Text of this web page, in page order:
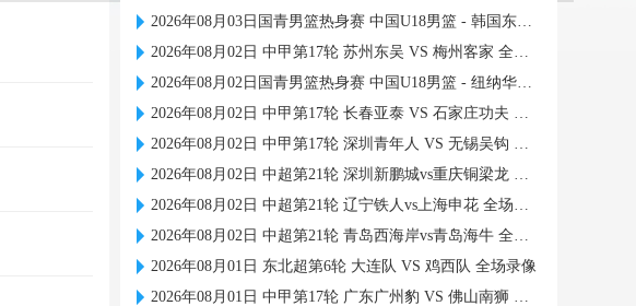
2026年08月03日国青男篮热身赛 中国U18男篮 - 韩国东国大学 全场录像
2026年08月02日 中甲第17轮 苏州东吴 VS 梅州客家 全场录像
2026年08月02日国青男篮热身赛 中国U18男篮 - 纽纳华丁闪电队 全场录像
2026年08月02日 中甲第17轮 长春亚泰 VS 石家庄功夫 全场录像
2026年08月02日 中甲第17轮 深圳青年人 VS 无锡吴钩 全场录像
2026年08月02日 中超第21轮 深圳新鹏城vs重庆铜梁龙 全场录像
2026年08月02日 中超第21轮 辽宁铁人vs上海申花 全场录像
2026年08月02日 中超第21轮 青岛西海岸vs青岛海牛 全场录像
2026年08月01日 东北超第6轮 大连队 VS 鸡西队 全场录像
2026年08月01日 中甲第17轮 广东广州豹 VS 佛山南狮 全场录像